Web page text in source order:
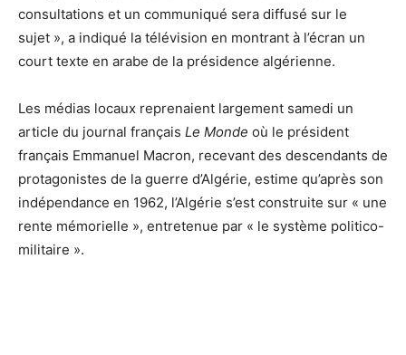
consultations et un communiqué sera diffusé sur le
sujet », a indiqué la télévision en montrant à l’écran un
court texte en arabe de la présidence algérienne.
Les médias locaux reprenaient largement samedi un
article du journal français Le Monde où le président
français Emmanuel Macron, recevant des descendants de
protagonistes de la guerre d’Algérie, estime qu’après son
indépendance en 1962, l’Algérie s’est construite sur « une
rente mémorielle », entretenue par « le système politico-
militaire ».